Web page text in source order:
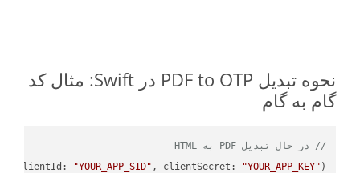
نحوه تبدیل PDF to OTP در Swift: مثال کد
گام به گام
// در حال تبدیل PDF به HTML
(clientId: "YOUR_APP_SID" , clientSecret: "YOUR_APP_KEY" );